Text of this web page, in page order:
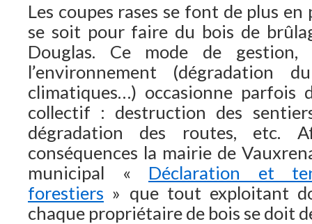
Les coupes rases se font de plus
se soit pour faire du bois de
Douglas. Ce mode de gestion,
l’environnement (dégradation
climatiques…) occasionne parfois
collectif : destruction des
dégradation des routes, etc.
conséquences la mairie de
municipal « Déclaration et
forestiers » que tout exploitant
chaque propriétaire de bois se doit